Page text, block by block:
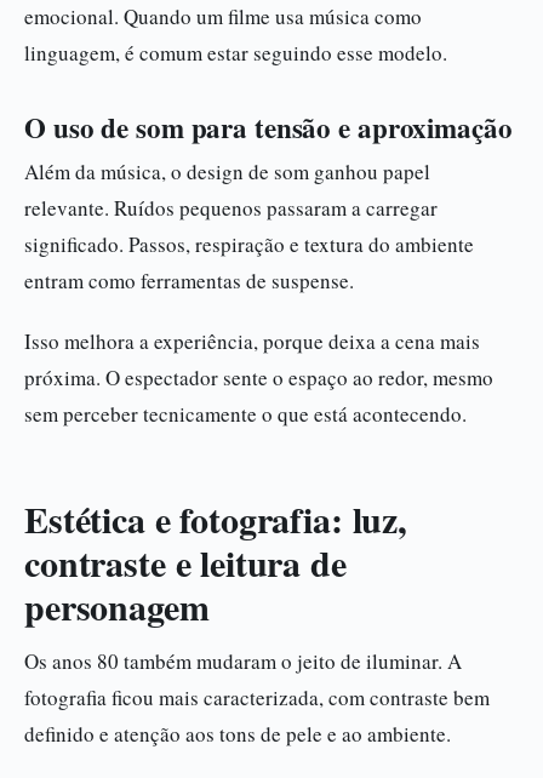
emocional. Quando um filme usa música como
linguagem, é comum estar seguindo esse modelo.
O uso de som para tensão e aproximação
Além da música, o design de som ganhou papel
relevante. Ruídos pequenos passaram a carregar
significado. Passos, respiração e textura do ambiente
entram como ferramentas de suspense.
Isso melhora a experiência, porque deixa a cena mais
próxima. O espectador sente o espaço ao redor, mesmo
sem perceber tecnicamente o que está acontecendo.
Estética e fotografia: luz,
contraste e leitura de
personagem
Os anos 80 também mudaram o jeito de iluminar. A
fotografia ficou mais caracterizada, com contraste bem
definido e atenção aos tons de pele e ao ambiente.